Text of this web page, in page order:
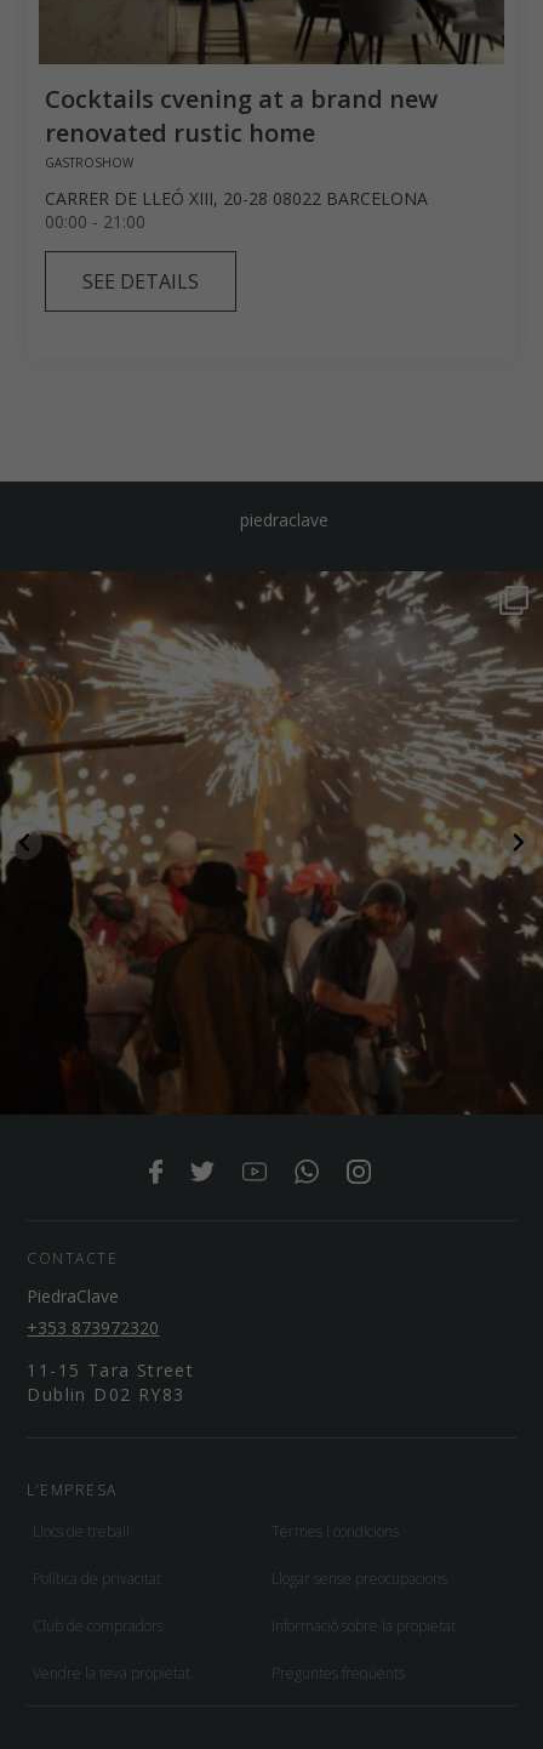
Cocktails cvening at a brand new
renovated rustic home
GASTROSHOW
CARRER DE LLEÓ XIII, 20-28 08022 BARCELONA
00:00 - 21:00
SEE DETAILS
piedraclave
piedraclave
Juny 10
CONTACTE
PiedraClave
+353 873972320
11-15 Tara Street
Dublin D02 RY83
L’EMPRESA
Llocs de treball
Termes i condicions
Política de privacitat Llogar sense preocupacions
Club de compradors Informació sobre la propietat
Vendre la teva propietat Preguntes freqüents